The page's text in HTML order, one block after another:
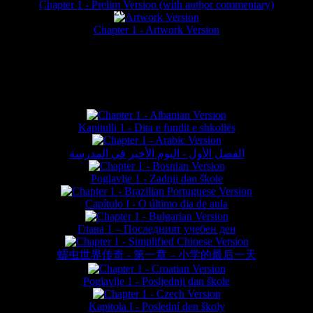
Chapter 1 - Prelim Version (with author commentary)
Chapter 1 - Artwork Version
Kapitulli 1 - Dita e fundit e shkollës
الفصل الأول - اليوم الأخير في المدرسة
Poglavlje 1 - Zadnji dan škole
Capítulo I - O último dia de aula
Глава 1 – Последният учебен ден
蠕虫世界传奇 - 第一章 – 小学的最后一天
Poglavlje 1 - Posljednji dan škole
Kapitola I - Poslední den školy
website © Daniel Lieske 2026 - Wormworld® is a registered